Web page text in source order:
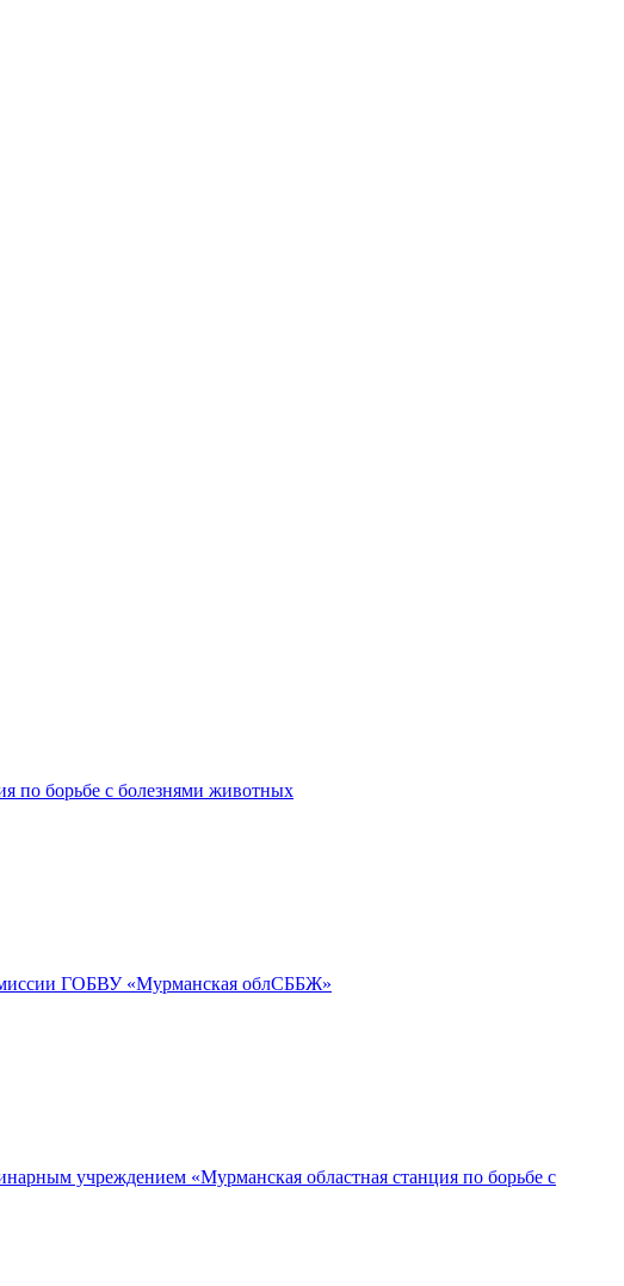
по борьбе с болезнями животных
ГОБВУ «Мурманская облСББЖ»
учреждением «Мурманская областная станция по борьбе с